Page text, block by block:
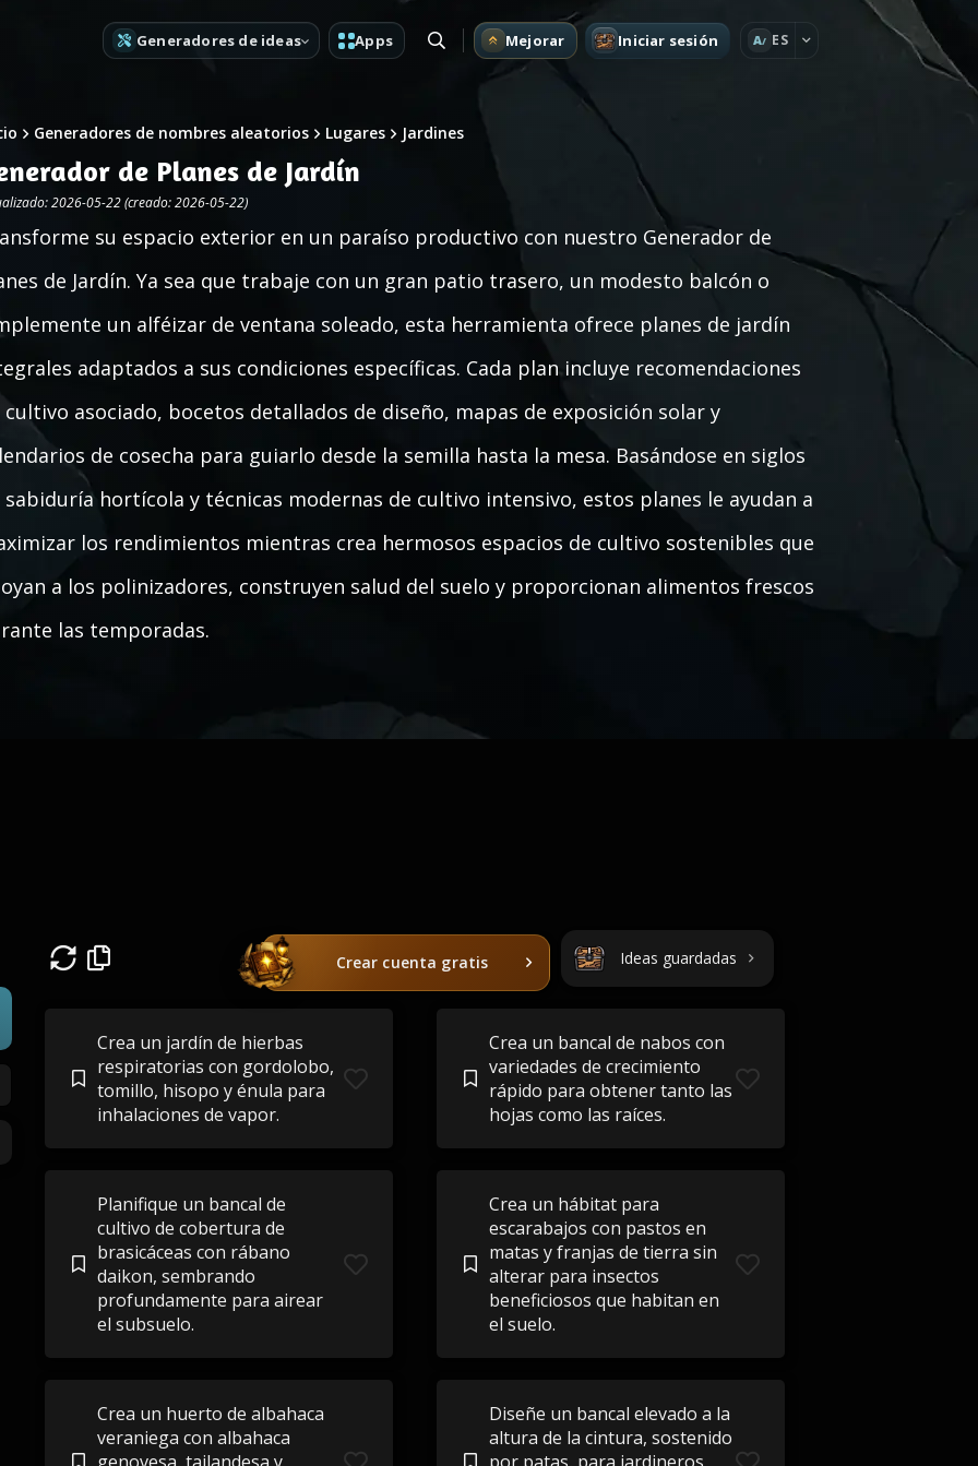
Generadores de ideas Apps Mejorar Iniciar sesión A ES
Generadores de nombres aleatorios Lugares Jardines
de Planes de Jardín
2026-05-22 (creado: 2026-05-22)
su espacio exterior en un paraíso productivo con nuestro Generador de
de Jardín. Ya sea que trabaje con un gran patio trasero, un modesto balcón o
un alféizar de ventana soleado, esta herramienta ofrece planes de jardín
adaptados a sus condiciones específicas. Cada plan incluye recomendaciones
cultivo asociado, bocetos detallados de diseño, mapas de exposición solar y
de cosecha para guiarlo desde la semilla hasta la mesa. Basándose en siglos
sabiduría hortícola y técnicas modernas de cultivo intensivo, estos planes le ayudan a
los rendimientos mientras crea hermosos espacios de cultivo sostenibles que
a los polinizadores, construyen salud del suelo y proporcionan alimentos frescos
las temporadas.
Crear cuenta gratis Ideas guardadas
Crea un jardín de hierbas
respiratorias con gordolobo,
tomillo, hisopo y énula para
inhalaciones de vapor.
Crea un bancal de nabos con
variedades de crecimiento
rápido para obtener tanto las
hojas como las raíces.
Planifique un bancal de
cultivo de cobertura de
brasicáceas con rábano
daikon, sembrando
profundamente para airear
el subsuelo.
Crea un hábitat para
escarabajos con pastos en
matas y franjas de tierra sin
alterar para insectos
beneficiosos que habitan en
el suelo.
Crea un huerto de albahaca
veraniega con albahaca
Diseñe un bancal elevado a la
altura de la cintura, sostenido